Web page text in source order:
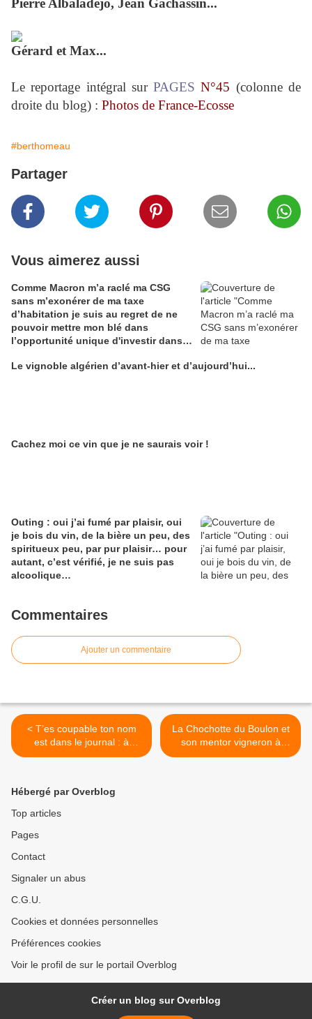
Pierre Albaladejo, Jean Gachassin...
Gérard et Max...
Le reportage intégral surPAGES N°45 (colonne de
droite du blog) : Photos de France-Ecosse
#berthomeau
Partager
Vous aimerez aussi
Comme Macron m’a raclé ma CSG
sans m’exonérer de ma taxe
d’habitation je suis au regret de ne
pouvoir mettre mon blé dans
l’opportunité unique d'investir dans
Alain Edouard
Le vignoble algérien d’avant-hier et d’aujourd’hui...
Cachez moi ce vin que je ne saurais voir !
Outing : oui j’ai fumé par plaisir, oui
je bois du vin, de la bière un peu, des
spiritueux peu, par pur plaisir… pour
autant, c’est vérifié, je ne suis pas
alcoolique…
Commentaires
Ajouter un commentaire
< T’es coupable ton nom
est dans le journal : à
propos du faux pinot du
La Chochotte du Boulon et
son mentor vigneron à
Robion in Luberon >
Hébergé par Overblog
Top articles
Pages
Contact
Signaler un abus
C.G.U.
Cookies et données personnelles
Préférences cookies
Voir le profil de sur le portail Overblog
Créer un blog sur Overblog